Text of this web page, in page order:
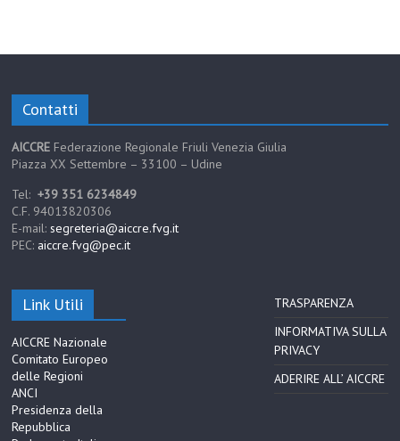
Contatti
AICCRE Federazione Regionale Friuli Venezia Giulia
Piazza XX Settembre – 33100 – Udine
Tel:+39 351 6234849
C.F. 94013820306
E-mail:segreteria@aiccre.fvg.it
PEC: aiccre.fvg@pec.it
Link Utili
AICCRE Nazionale
Comitato Europeo
delle Regioni
ANCI
Presidenza della
Repubblica
TRASPARENZA
INFORMATIVA SULLA
PRIVACY
ADERIRE ALL’ AICCRE